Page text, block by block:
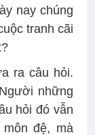
nay chúng
tranh cãi
ra câu hỏi.
những
hỏi đó vẫn
đệ, mà